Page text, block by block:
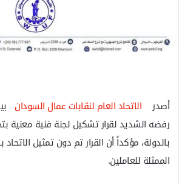
أصدر الاتحاد العام لنقابات عمال السودان
رفضه الشديد لقرار تشكيل لجنة فنية معنية
بالدولة، مؤكداً أن القرار تم دون تمثيل الاتحاد
الممثلة للعاملين.